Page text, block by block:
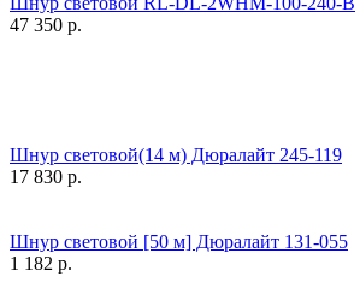
47 350 р.
Шнур световой(14 м) Дюралайт 245-119
17 830 р.
Шнур световой [50 м] Дюралайт 131-055
1 182 р.